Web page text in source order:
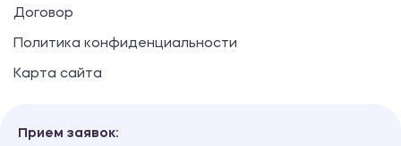
Договор
Политика конфиденциальности
Карта сайта
Прием заявок: